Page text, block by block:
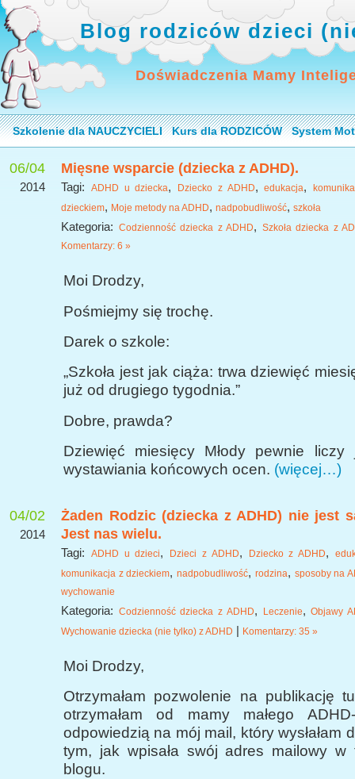
Blog rodziców dzieci
Doświadczenia Mamy
Szkolenie dla NAUCZYCIELI Kurs dla RODZICÓW System
06/04
2014
Mięsne wsparcie (dziecka z ADHD).
Tagi: ADHD u dziecka, Dziecko z ADHD,edukacja,
dzieckiem, Moje metody na ADHD, nadpobudliwość, szkoła
Kategoria: Codzienność dziecka z ADHD, Szkoła dziecka z
Komentarzy: 6 »
Moi Drodzy,
Pośmiejmy się trochę.
Darek o szkole:
„Szkoła jest jak ciąża: trwa dziewięć
już od drugiego tygodnia.”
Dobre, prawda?
Dziewięć miesięcy Młody pewnie
wystawiania końcowych ocen. (więcej…)
04/02
2014
Żaden Rodzic (dziecka z ADHD) nie jest
Jest nas wielu.
Tagi: ADHD u dzieci, Dzieci z ADHD, Dziecko z ADHD,
komunikacja z dzieckiem,nadpobudliwość, rodzina, sposoby na
wychowanie
Kategoria: Codzienność dziecka z ADHD, Leczenie,Objawy
Wychowanie dziecka (nie tylko) z ADHD | Komentarzy: 35 »
Moi Drodzy,
Otrzymałam pozwolenie na publikację
otrzymałam od mamy małego
odpowiedzią na mój mail, który wysłałam
tym, jak wpisała swój adres mailowy w
blogu.